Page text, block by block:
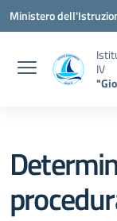
Vai ai contenuti
Vai al menu di
Vai al footer
Ministero
IV